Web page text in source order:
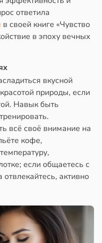
ответила
в своей книге «Чувство
в эпоху вечных
вкусной
природы, если
Навык быть
всё своё внимание на
кофе,
если общаетесь с
активно